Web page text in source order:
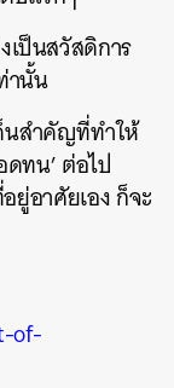
ป็นสวัสดิการ
านั้น
นสำคัญที่ทำให้
ดทน’ต่อไป
ยู่อาศัยเอง ก็จะ
of-